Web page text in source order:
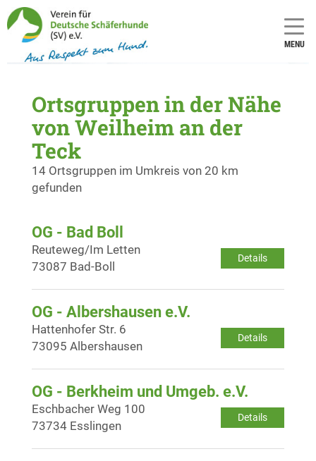
MENU
Ortsgruppen in der Nähe
von Weilheim an der
Teck
14 Ortsgruppen im Umkreis von 20 km
gefunden
OG - Bad Boll
Details
Reuteweg/Im Letten
73087 Bad-Boll
OG - Albershausen e.V.
Details
Hattenhofer Str. 6
73095 Albershausen
OG - Berkheim und Umgeb. e.V.
Details
Eschbacher Weg 100
73734 Esslingen